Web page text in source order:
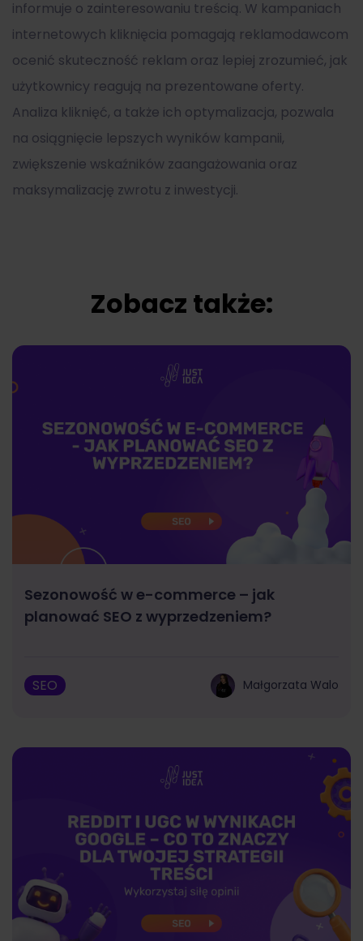
informuje o zainteresowaniu treścią. W kampaniach
internetowych kliknięcia pomagają reklamodawcom
ocenić skuteczność reklam oraz lepiej zrozumieć, jak
użytkownicy reagują na prezentowane oferty.
Analiza kliknięć, a także ich optymalizacja, pozwala
na osiągnięcie lepszych wyników kampanii,
zwiększenie wskaźników zaangażowania oraz
maksymalizację zwrotu z inwestycji.
Zobacz także:
Sezonowość w e-commerce – jak
planować SEO z wyprzedzeniem?
SEO Małgorzata Walo